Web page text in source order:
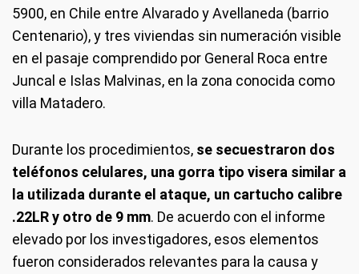
5900, en Chile entre Alvarado y Avellaneda (barrio
Centenario), y tres viviendas sin numeración visible
en el pasaje comprendido por General Roca entre
Juncal e Islas Malvinas, en la zona conocida como
villa Matadero.
Durante los procedimientos, se secuestraron dos
teléfonos celulares, una gorra tipo visera similar a
la utilizada durante el ataque, un cartucho calibre
.22LR y otro de 9 mm. De acuerdo con el informe
elevado por los investigadores, esos elementos
fueron considerados relevantes para la causa y